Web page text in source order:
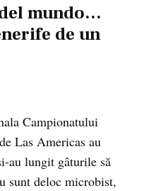
mundo…
de un
Campionatului
Las Americas au
au lungit gâturile să
sunt deloc microbist,